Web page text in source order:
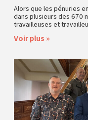
Alors que les pénuries
dans plusieurs des 670
travailleuses et
Voir plus »